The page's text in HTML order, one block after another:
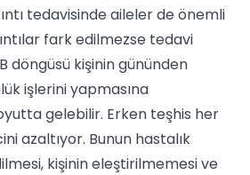
tedavisinde aileler de önemli
fark edilmezse tedavi
döngüsü kişinin gününden
işlerini yapmasına
gelebilir. Erken teşhis her
azaltıyor. Bunun hastalık
kişinin eleştirilmemesi ve